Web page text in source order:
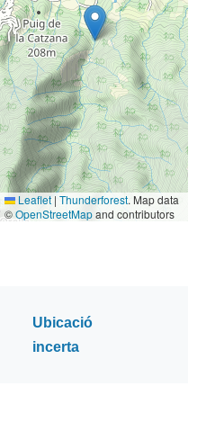
Leaflet | Thunderforest. Map data
©OpenStreetMapand contributors
Ubicació
incerta